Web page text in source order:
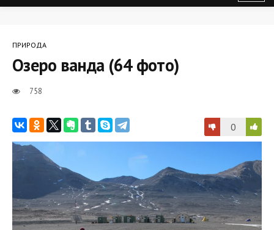
меню
ПРИРОДА
Озеро ванда (64 фото)
758
0